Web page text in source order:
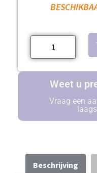
Weet u
Vraag een
Beschrijving